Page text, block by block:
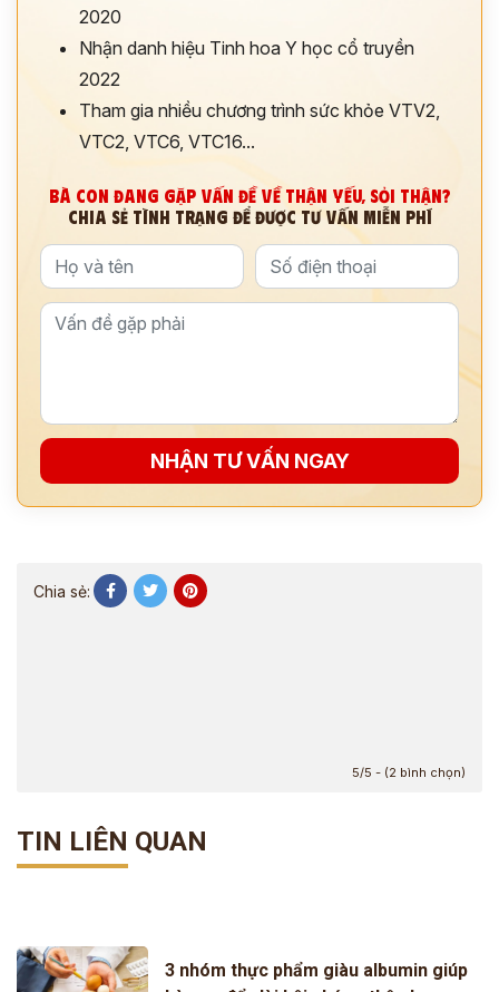
2020
Nhận danh hiệu Tinh hoa Y học cổ truyền
2022
Tham gia nhiều chương trình sức khỏe VTV2,
VTC2, VTC6, VTC16...
BÀ CON ĐANG GẶP VẤN ĐỀ VỀ THẬN YẾU, SỎI THẬN?
CHIA SẺ TÌNH TRẠNG ĐỂ ĐƯỢC TƯ VẤN MIỄN PHÍ
NHẬN TƯ VẤN NGAY
Chia sẻ:
5/5 - (2 bình chọn)
TIN LIÊN QUAN
3 nhóm thực phẩm giàu albumin giúp